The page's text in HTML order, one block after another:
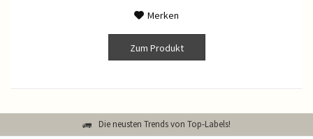
Merken
Zum Produkt
Die neusten Trends von Top-Labels!